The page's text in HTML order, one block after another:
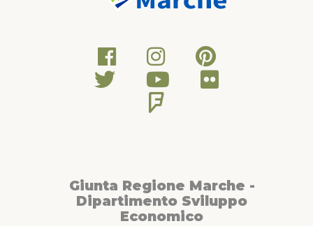
Giunta Regione Marche -
Dipartimento Sviluppo
Economico